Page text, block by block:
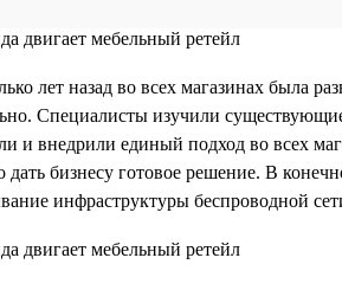
лет назад во всех магазинах была
Специалисты изучили
и внедрили единый подход во всех
бизнесу готовое решение. В
инфраструктуры беспроводной